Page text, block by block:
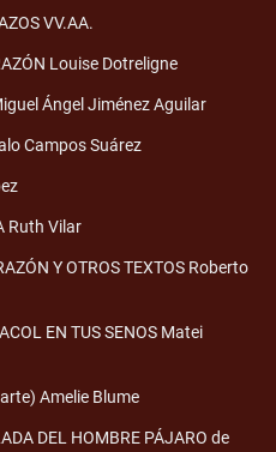
VV.AA.
Louise Dotreligne
Ángel Jiménez Aguilar
Campos Suárez
Ruth Vilar
Y OTROS TEXTOS Roberto
EN TUS SENOS Matei
Amelie Blume
DEL HOMBRE PÁJARO de